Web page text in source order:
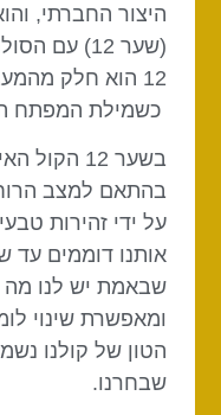
היצור החברתי,
12 הוא חלק
כשמילת המפתח
בשער 12
בהתאם למצב
על ידי זהירות
אותנו דוממים עד
שבאמת יש לנו מה
ומאפשרת שינוי
הטון של קולנו
שבחרנו.